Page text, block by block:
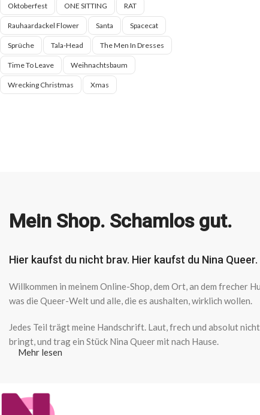
Oktoberfest ONE SITTING RAT
Rauhaardackel Flower Santa Spacecat
Sprüche Tala-Head The Men In Dresses
Time To Leave Weihnachtsbaum
Wrecking Christmas Xmas
Mein Shop. Schamlos gut.
Hier kaufst du nicht brav. Hier kaufst du Nina Queer.
Willkommen in meinem Online-Shop, dem Ort, an dem
was die Queer-Welt und alle, die es aushalten, wirklich wollen.
Jedes Teil trägt meine Handschrift. Laut, frech und absolut
bringt, und trag ein Stück Nina Queer mit nach Hause.
Mehr lesen